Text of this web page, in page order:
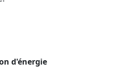
d'énergie